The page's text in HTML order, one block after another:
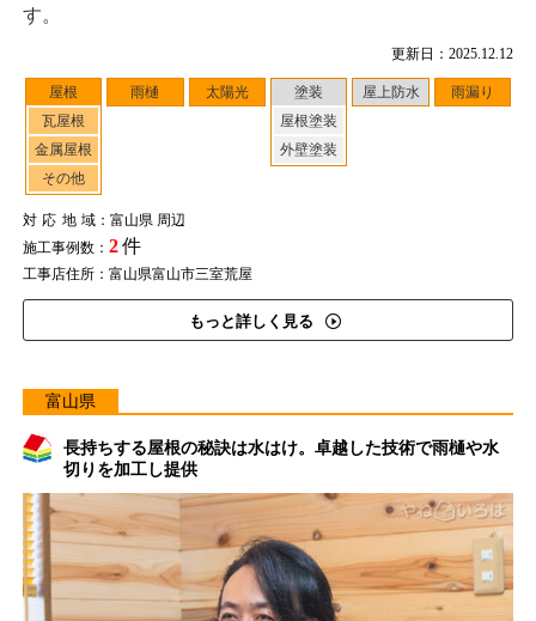
更新日：2025.12.12
屋根
瓦屋根
金属屋根
その他
雨樋 太陽光
塗装
屋根塗装
外壁塗装
屋上防水 雨漏り
対応地域：富山県 周辺
施工事例数： 2件
工事店住所：富山県富山市三室荒屋
もっと詳しく見る
す。
富山県
長持ちする屋根の秘訣は水はけ。卓越した技術で雨樋や水
切りを加工し提供